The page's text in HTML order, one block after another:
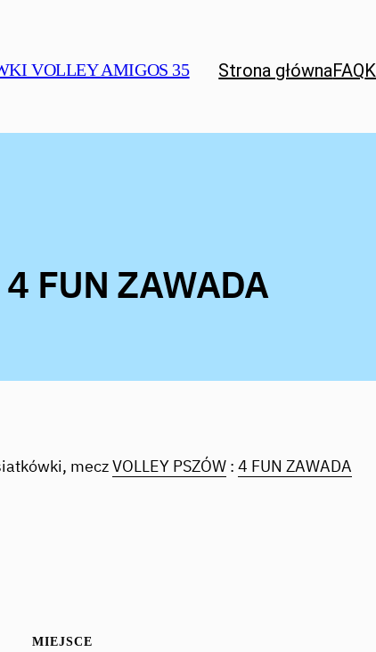
VOLLEY AMIGOS 35 Strona głównaFAQ
FUN ZAWADA
meczVOLLEY PSZÓW : 4 FUN ZAWADA
MIEJSCE